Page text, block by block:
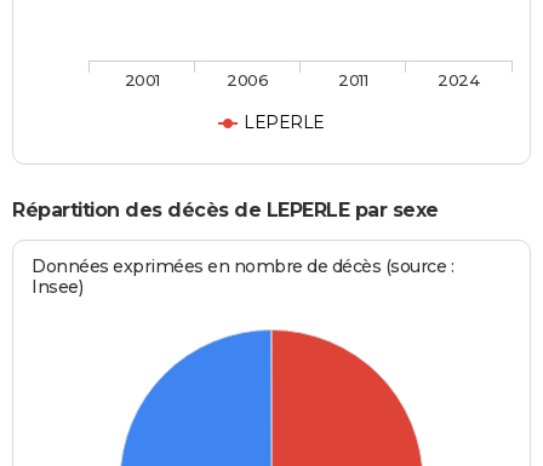
LEPERLE
2001 2006 2011 2024
Répartition des décès de LEPERLE par sexe
Données exprimées en nombre de décès (source :
Insee)